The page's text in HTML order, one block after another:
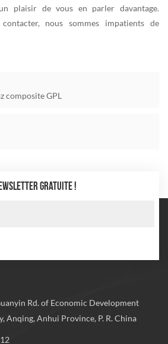
plaisir de vous en parler davantage.
nous sommes impatients de
composite GPL
GRATUITE !
Rd. of Economic Development
Anqing, Anhui Province, P. R. China